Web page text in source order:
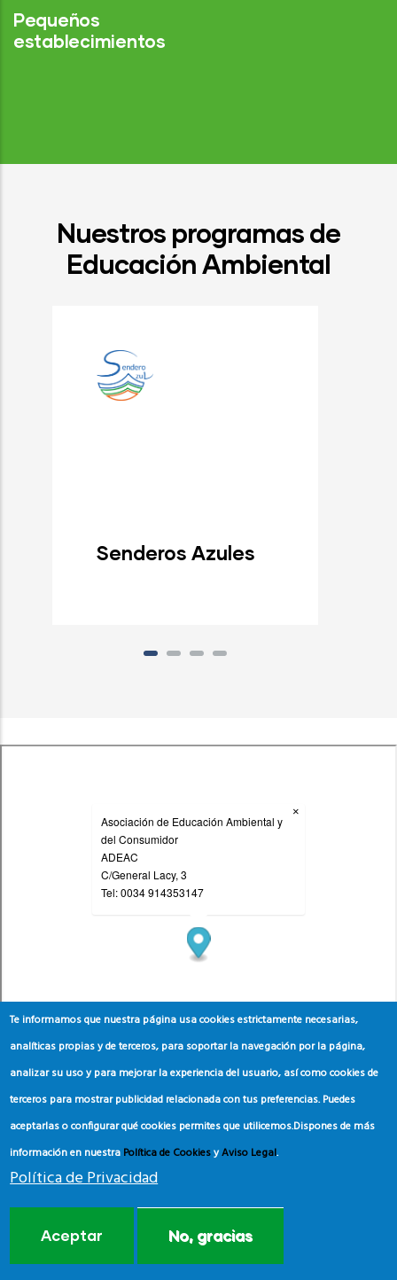
Pequeños
establecimientos
Nuestros programas de
Educación Ambiental
Senderos Azules
Te informamos que nuestra página usa cookies estrictamente necesarias,
analíticas propias y de terceros, para soportar la navegación por la página,
analizar su uso y para mejorar la experiencia del usuario, así como cookies de
terceros para mostrar publicidad relacionada con tus preferencias. Puedes
aceptarlas o configurar qué cookies permites que utilicemos.Dispones de más
información en nuestra Política de CookiesyAviso Legal.
Política de Privacidad
Aceptar No, gracias